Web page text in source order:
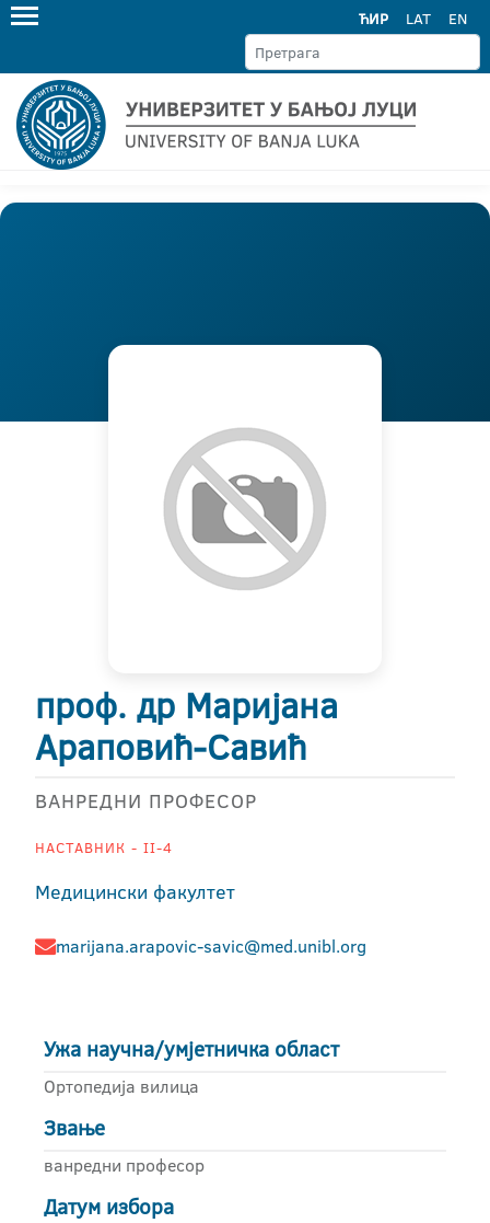
ЋИР LAT EN
проф. др Маријана
Араповић-Савић
ВАНРЕДНИ ПРОФЕСОР
НАСТАВНИК - II-4
Медицински факултет
marijana.arapovic-savic@med.unibl.org
Ужа научна/умјетничка област
Ортопедија вилица
Звање
ванредни професор
Датум избора